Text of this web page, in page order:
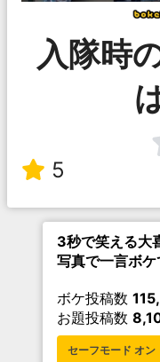
入隊時
5
3秒で笑える大
写真で一言ボ
ボケ投稿数
お題投稿数
セーフモード オン